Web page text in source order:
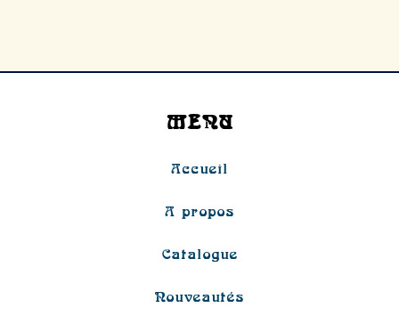
MENU
Accueil
A propos
Catalogue
Nouveautés